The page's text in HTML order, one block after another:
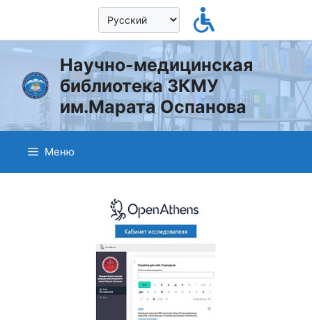
Научно-медицинская
библиотека ЗКМУ
им.Марата Оспанова
Меню